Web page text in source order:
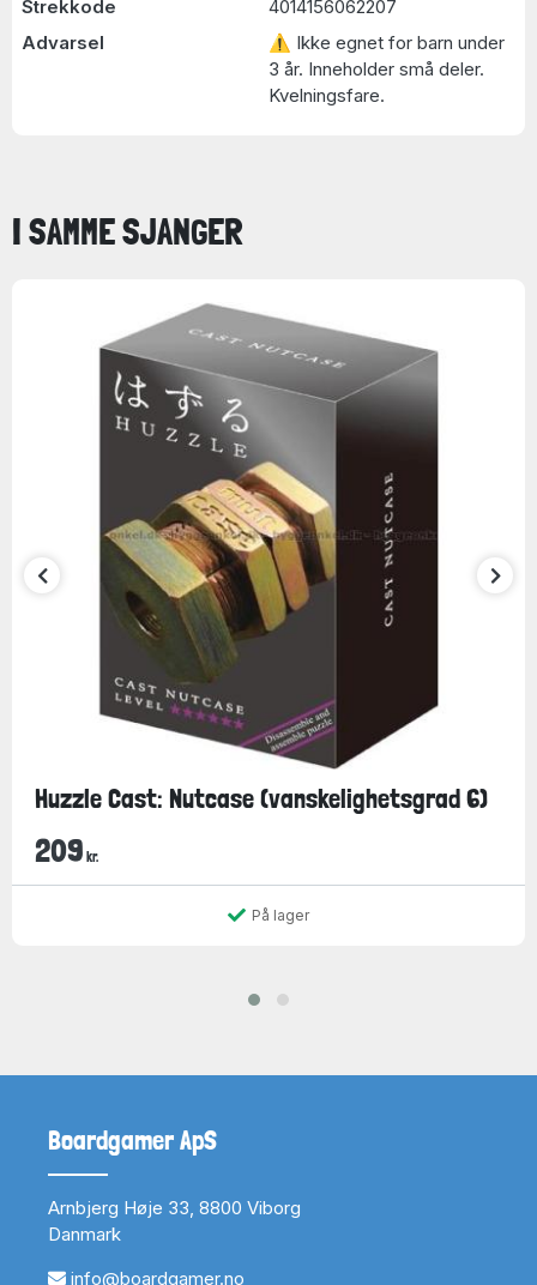
Strekkode
4014156062207
Advarsel
⚠ Ikke egnet for barn under
3 år. Inneholder små deler.
Kvelningsfare.
I SAMME SJANGER
Huzzle Cast: Nutcase (vanskelighetsgrad 6)
209 kr.
På lager
Boardgamer ApS
Arnbjerg Høje 33, 8800 Viborg
Danmark
info@boardgamer.no